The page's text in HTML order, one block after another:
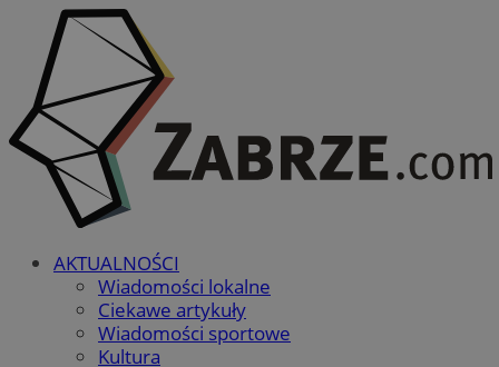
AKTUALNOŚCI
Wiadomości lokalne
Ciekawe artykuły
Wiadomości sportowe
Kultura